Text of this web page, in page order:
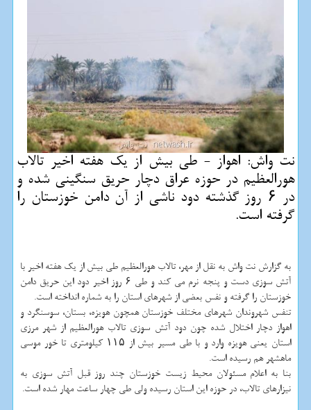
نت واش: اهواز - طی بیش از یك هفته اخیر تالاب
هورالعظیم در حوزه عراق دچار حریق سنگینی شده و
در ۶ روز گذشته دود ناشی از آن دامن خوزستان را
گرفته است.
به گزارش نت واش به نقل از مهر، تالاب هورالعظیم طی بیش از یك هفته اخیر با
آتش سوزی دست و پنجه نرم می كند و طی ۶ روز اخیر دود این حریق دامن
خوزستان را گرفته و نفس بعضی از شهرهای استان را به شماره انداخته است.
تنفس شهروندان شهرهای مختلف خوزستان همچون هویزه، بستان، سوسنگرد و
اهواز دچار اختلال شده چون دود آتش سوزی تالاب هورالعظیم از شهر مرزی
استان یعنی هویزه وارد و با طی مسیر بیش از ۱۱۵ كیلومتری تا خور موسی
ماهشهر هم رسیده است.
بنا به اعلام مسئولان محیط زیست خوزستان چند روز قبل آتش سوزی به
نیزارهای تالاب، در حوزه این استان رسیده ولی طی چهار ساعت مهار شده است.